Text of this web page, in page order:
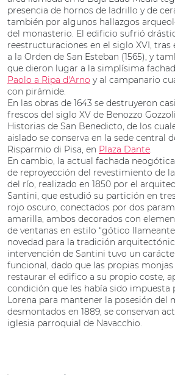
presencia de hornos de ladrillo y de
también por algunos hallazgos
del monasterio. El edificio sufrió
reestructuraciones en el siglo XVI, tras
a la Orden de San Esteban (1565), y
que dieron lugar a la simplísima
Paolo a Ripa d'Arno y al campanario
con pirámide.
En las obras de 1643 se destruyeron
frescos del siglo XV de Benozzo
Historias de San Benedicto, de los
aislado se conserva en la sede central
Risparmio di Pisa, en Plaza Dante.
En cambio, la actual fachada
de reproyección del revestimiento de
del río, realizado en 1850 por el
Santini, que estudió su partición en
rojo oscuro, conectados por dos
amarilla, ambos decorados con
de ventanas en estilo “gótico
novedad para la tradición
intervención de Santini tuvo un
funcional, dado que las propias
restaurar el edifico a su propio coste,
condición que les había sido impuesta
Lorena para mantener la posesión del
desmontados en 1889, se conservan
iglesia parroquial de Navacchio.